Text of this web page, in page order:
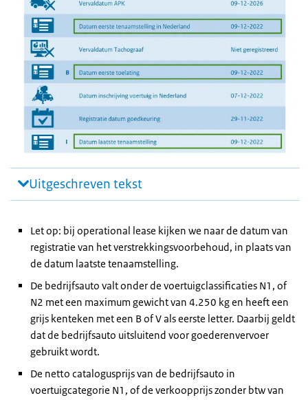
Uitgeschreven tekst
Let op: bij operational lease kijken we naar de datum van
registratie van het verstrekkingsvoorbehoud, in plaats van
de datum laatste tenaamstelling.
De bedrijfsauto valt onder de voertuigclassificaties N1, of
N2 met een maximum gewicht van 4.250 kg en heeft een
grijs kenteken met een B of V als eerste letter. Daarbij geldt
dat de bedrijfsauto uitsluitend voor goederenvervoer
gebruikt wordt.
De netto catalogusprijs van de bedrijfsauto in
voertuigcategorie N1, of de verkoopprijs zonder btw van